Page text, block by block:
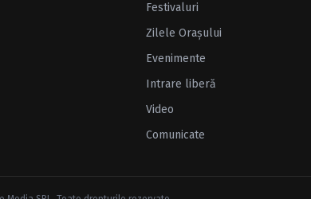
Festivaluri
Zilele Oraşului
Evenimente
Intrare liberă
Video
Comunicate